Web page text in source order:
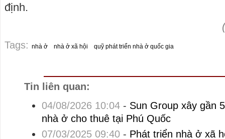
định.
Tags: nhà ở nhà ở xã hội quỹ phát triển nhà ở quốc gia
Tin liên quan:
04/08/2026 10:04- Sun Group xây gần
nhà ở cho thuê tại Phú Quốc
07/03/2025 09:40- Phát triển nhà ở xã